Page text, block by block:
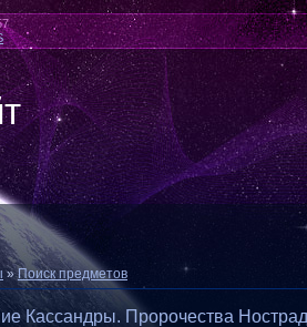
»Поиск предметов
Кассандры. Пророчества